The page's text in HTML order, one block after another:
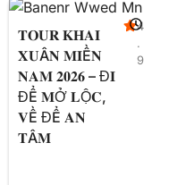
𝐓𝐎𝐔𝐑 𝐊𝐇𝐀𝐈
𝐗𝐔Â𝐍 𝐌𝐈Ề𝐍
𝐍𝐀𝐌 𝟐𝟎𝟐𝟔 – Đ𝐈
ĐỂ 𝐌Ở 𝐋Ộ𝐂,
𝐕Ề ĐỂ 𝐀𝐍
𝐓Â𝐌
4
.
9